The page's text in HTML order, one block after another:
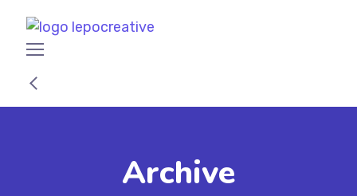
Archive